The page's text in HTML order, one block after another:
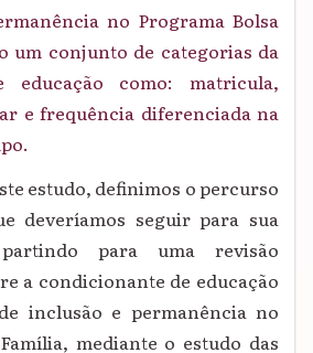
no Programa Bolsa
um conjunto de categorias da
educação como: matricula,
e frequência diferenciada na
estudo, definimos o percurso
deveríamos seguir para sua
partindo para uma revisão
a condicionante de educação
inclusão e permanência no
mediante o estudo das